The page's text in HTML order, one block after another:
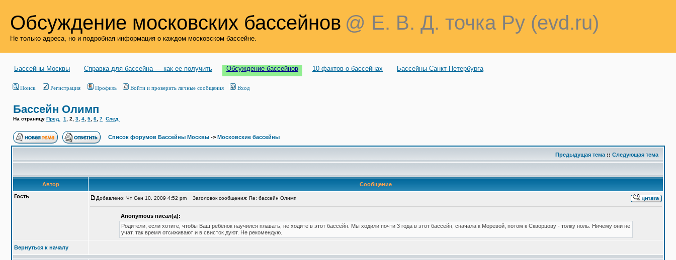
Обсуждение московских бассейнов @ Е. В. Д. точка Ру (evd.ru)
Не только адреса, но и подробная информация о каждом московском бассейне.
Бассейны Москвы Справка для бассейна — как ее получить Обсуждение бассейнов 10 фактов о бассейнах Бассейны Санкт-Петербурга
Поиск Регистрация Профиль Войти и проверить личные сообщения Вход
Бассейн Олимп
На страницу Пред. 1 2 3 4 5 6 7 След.
Список форумов Бассейны Москвы -> Московские бассейны
Предыдущая тема :: Следующая тема
Автор
Сообщение
Гость
Добавлено: Чт Сен 10, 2009 4:52 pm Заголовок сообщения: Re: бассейн Олимп
Anonymous писал(а):
Родители, если хотите, чтобы Ваш ребёнок научился плавать, не ходите в этот бассейн. Мы ходили почти 3 года в этот бассейн, сначала к Моревой, потом к Скворцову - толку ноль. Ничему они не
учат, так время отсиживают и в свисток дуют. Не рекомендую.
Вернуться к началу